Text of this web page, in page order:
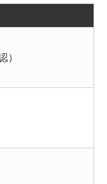
）